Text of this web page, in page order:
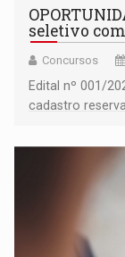
seletivo
Concursos
Edital nº 001/
cadastro